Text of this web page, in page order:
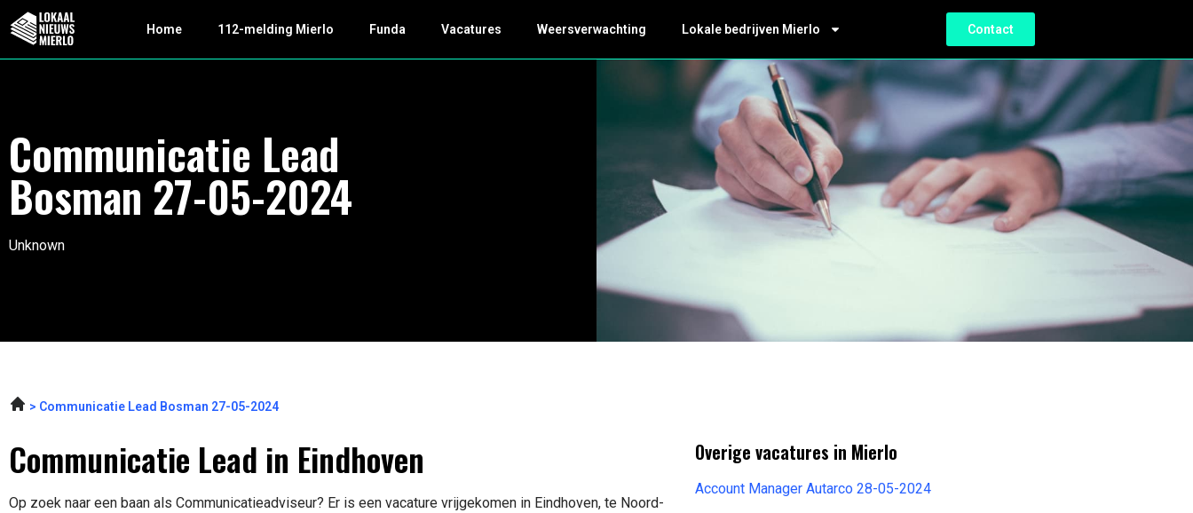
Home 112-melding Mierlo Funda Vacatures Weersverwachting Lokale bedrijven Mierlo Contact
Communicatie Lead
Bosman 27-05-2024
Unknown
Communicatie Lead Bosman 27-05-2024
Communicatie Lead in Eindhoven
Op zoek naar een baan als Communicatieadviseur? Er is een vacature vrijgekomen in Eindhoven, te Noord-
Overige vacatures in Mierlo
Account Manager Autarco 28-05-2024